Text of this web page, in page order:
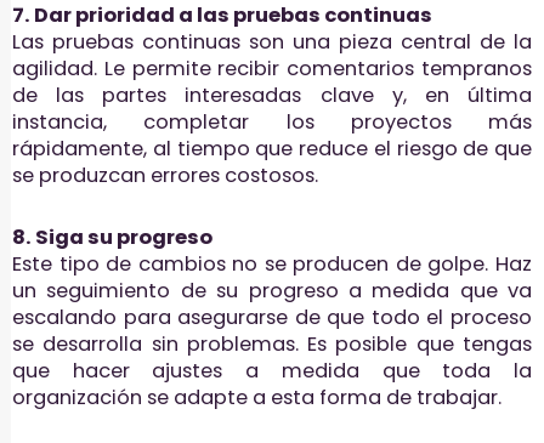
7. Dar prioridad a las pruebas continuas
Las pruebas continuas son una pieza central de la
agilidad. Le permite recibir comentarios tempranos
de las partes interesadas clave y, en última
instancia, completar los proyectos más
rápidamente, al tiempo que reduce el riesgo de que
se produzcan errores costosos.
8. Siga su progreso
Este tipo de cambios no se producen de golpe. Haz
un seguimiento de su progreso a medida que va
escalando para asegurarse de que todo el proceso
se desarrolla sin problemas. Es posible que tengas
que hacer ajustes a medida que toda la
organización se adapte a esta forma de trabajar.